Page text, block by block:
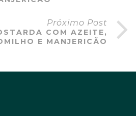
Próximo Post
COM AZEITE,
E MANJERICÃO